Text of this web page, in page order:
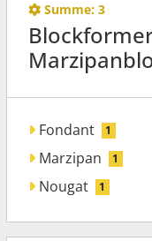
Summe: 3
Fondant 1
Marzipan 1
Nougat 1